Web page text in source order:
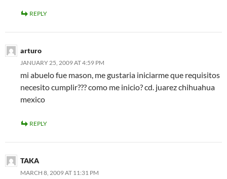
REPLY
arturo
JANUARY 25, 2009 AT 4:59 PM
mi abuelo fue mason, me gustaria iniciarme que requisitos
necesito cumplir??? como me inicio? cd. juarez chihuahua
mexico
REPLY
TAKA
MARCH 8, 2009 AT 11:31 PM